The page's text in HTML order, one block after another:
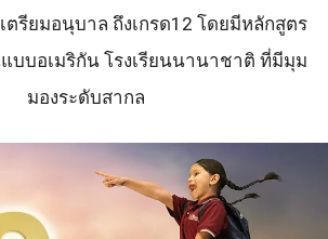
รียมอนุบาล ถึงเกรด12 โดยมีหลักสูตร
บบอเมริกัน โรงเรียนนานาชาติ ที่มีมุม
มองระดับสากล